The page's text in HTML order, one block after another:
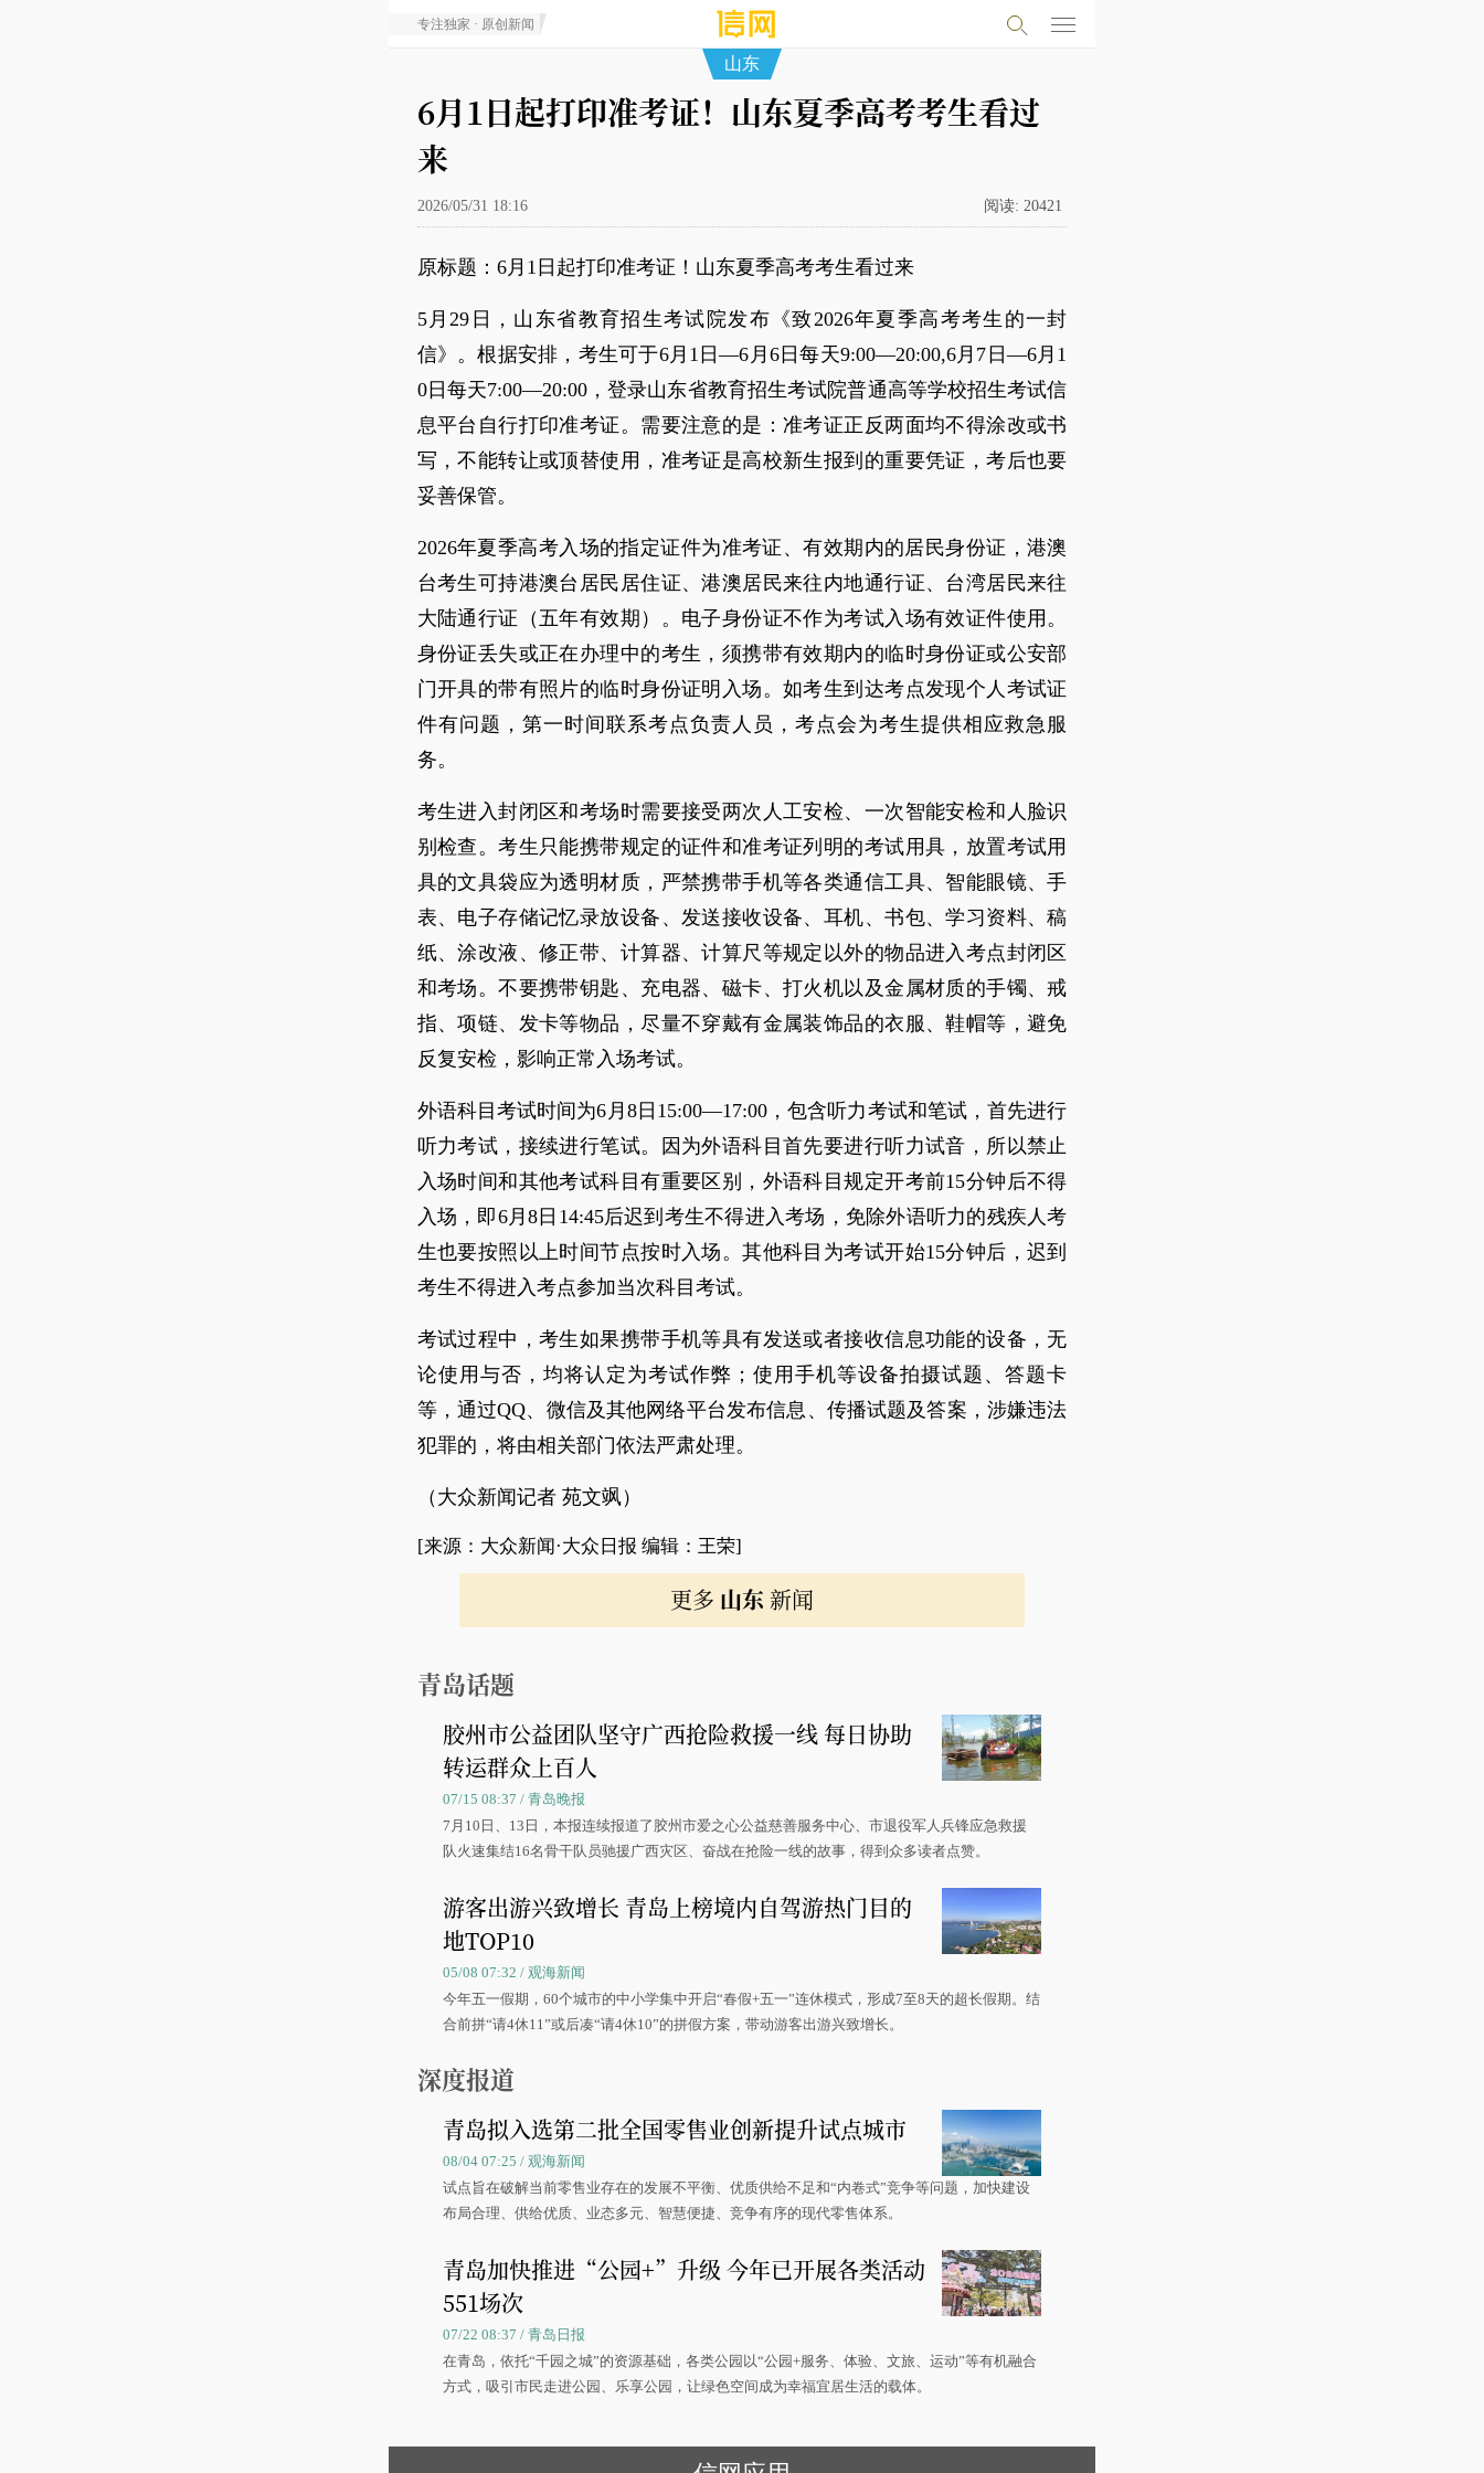
专注独家 · 原创新闻
山东
6月1日起打印准考证！山东夏季高考考生看过
来
2026/05/31 18:16 阅读: 20421
原标题：6月1日起打印准考证！山东夏季高考考生看过来
5月29日，山东省教育招生考试院发布《致2026年夏季高考考生的一封
信》。根据安排，考生可于6月1日—6月6日每天9:00—20:00,6月7日—6月1
0日每天7:00—20:00，登录山东省教育招生考试院普通高等学校招生考试信
息平台自行打印准考证。需要注意的是：准考证正反两面均不得涂改或书
写，不能转让或顶替使用，准考证是高校新生报到的重要凭证，考后也要
妥善保管。
2026年夏季高考入场的指定证件为准考证、有效期内的居民身份证，港澳
台考生可持港澳台居民居住证、港澳居民来往内地通行证、台湾居民来往
大陆通行证（五年有效期）。电子身份证不作为考试入场有效证件使用。
身份证丢失或正在办理中的考生，须携带有效期内的临时身份证或公安部
门开具的带有照片的临时身份证明入场。如考生到达考点发现个人考试证
件有问题，第一时间联系考点负责人员，考点会为考生提供相应救急服
务。
考生进入封闭区和考场时需要接受两次人工安检、一次智能安检和人脸识
别检查。考生只能携带规定的证件和准考证列明的考试用具，放置考试用
具的文具袋应为透明材质，严禁携带手机等各类通信工具、智能眼镜、手
表、电子存储记忆录放设备、发送接收设备、耳机、书包、学习资料、稿
纸、涂改液、修正带、计算器、计算尺等规定以外的物品进入考点封闭区
和考场。不要携带钥匙、充电器、磁卡、打火机以及金属材质的手镯、戒
指、项链、发卡等物品，尽量不穿戴有金属装饰品的衣服、鞋帽等，避免
反复安检，影响正常入场考试。
外语科目考试时间为6月8日15:00—17:00，包含听力考试和笔试，首先进行
听力考试，接续进行笔试。因为外语科目首先要进行听力试音，所以禁止
入场时间和其他考试科目有重要区别，外语科目规定开考前15分钟后不得
入场，即6月8日14:45后迟到考生不得进入考场，免除外语听力的残疾人考
生也要按照以上时间节点按时入场。其他科目为考试开始15分钟后，迟到
考生不得进入考点参加当次科目考试。
考试过程中，考生如果携带手机等具有发送或者接收信息功能的设备，无
论使用与否，均将认定为考试作弊；使用手机等设备拍摄试题、答题卡
等，通过QQ、微信及其他网络平台发布信息、传播试题及答案，涉嫌违法
犯罪的，将由相关部门依法严肃处理。
（大众新闻记者 苑文飒）
[来源：大众新闻·大众日报 编辑：王荣]
更多 山东 新闻
青岛话题
胶州市公益团队坚守广西抢险救援一线 每日协助
转运群众上百人
07/15 08:37 / 青岛晚报
7月10日、13日，本报连续报道了胶州市爱之心公益慈善服务中心、市退役军人兵锋应急救援
队火速集结16名骨干队员驰援广西灾区、奋战在抢险一线的故事，得到众多读者点赞。
游客出游兴致增长 青岛上榜境内自驾游热门目的
地TOP10
05/08 07:32 / 观海新闻
今年五一假期，60个城市的中小学集中开启“春假+五一”连休模式，形成7至8天的超长假期。结
合前拼“请4休11”或后凑“请4休10”的拼假方案，带动游客出游兴致增长。
深度报道
青岛拟入选第二批全国零售业创新提升试点城市
08/04 07:25 / 观海新闻
试点旨在破解当前零售业存在的发展不平衡、优质供给不足和“内卷式”竞争等问题，加快建设
布局合理、供给优质、业态多元、智慧便捷、竞争有序的现代零售体系。
青岛加快推进“公园+”升级 今年已开展各类活动
551场次
07/22 08:37 / 青岛日报
在青岛，依托“千园之城”的资源基础，各类公园以“公园+服务、体验、文旅、运动”等有机融合
方式，吸引市民走进公园、乐享公园，让绿色空间成为幸福宜居生活的载体。